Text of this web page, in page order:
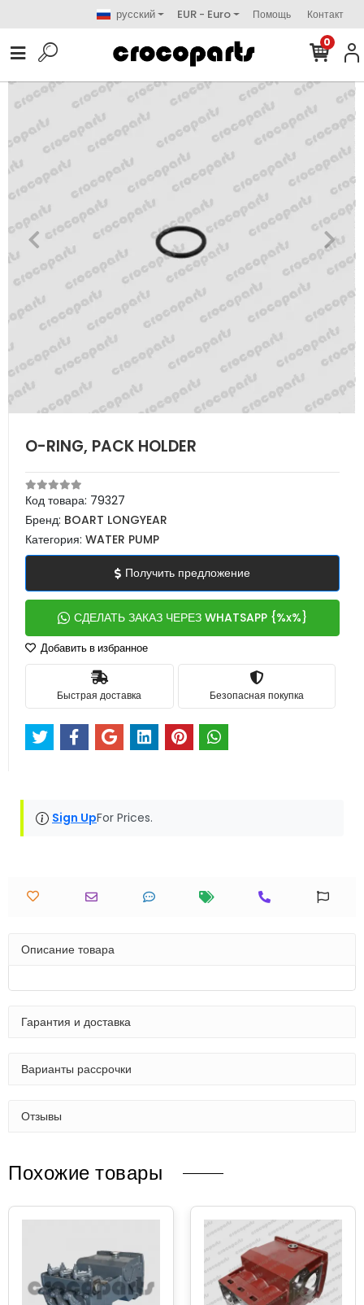
русский EUR - Euro Помощь Контакт
0
O-RING, PACK HOLDER
Код товара: 79327
Бренд: BOART LONGYEAR
Категория: WATER PUMP
Получить предложение
СДЕЛАТЬ ЗАКАЗ ЧЕРЕЗ WHATSAPP {%x%}
Добавить в избранное
Быстрая доставка Безопасная покупка
Sign UpFor Prices.
Описание товара
Гарантия и доставка
Варианты рассрочки
Отзывы
Похожие товары